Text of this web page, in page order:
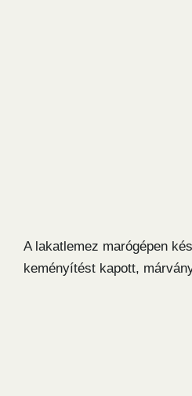
A lakatlemez marógépen
keményítést kapott,